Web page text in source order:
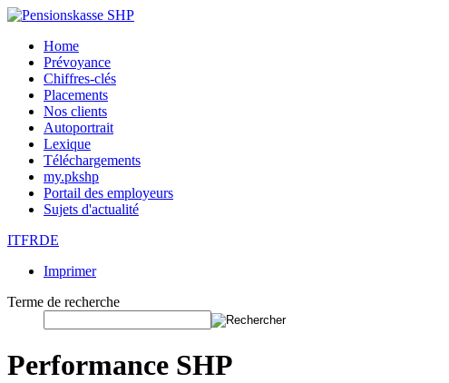
Home
Prévoyance
Chiffres-clés
Placements
Nos clients
Autoportrait
Lexique
Téléchargements
my.pkshp
Portail des employeurs
Sujets d'actualité
ITFRDE
Imprimer
Terme de recherche
Performance SHP